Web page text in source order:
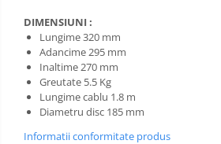
DIMENSIUNI :
Lungime 320 mm
Adancime 295 mm
Inaltime 270 mm
Greutate 5.5 Kg
Lungime cablu 1.8 m
Diametru disc 185 mm
Informatii conformitate produs